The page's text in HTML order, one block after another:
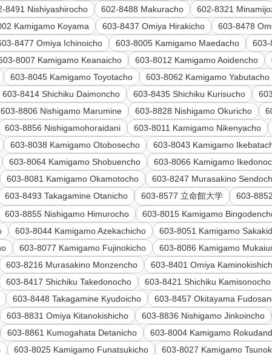
8491 Nishiyashirocho 602-8488 Makuracho 602-8321
Kamigamo Koyama 603-8437 Omiya Hirakicho 603-8478
8477 Omiya Ichinoicho 603-8005 Kamigamo Maedacho
603-
8007 Kamigamo Keanaicho 603-8012 Kamigamo Aoidencho
603-8045 Kamigamo Toyotacho 603-8062 Kamigamo Yabutacho
603-8414 Shichiku Daimoncho 603-8435 Shichiku Kurisucho
603-8806 Nishigamo Marumine 603-8828 Nishigamo Okuricho
603-8856 Nishigamohoraidani 603-8011 Kamigamo Nikenyacho
603-8038 Kamigamo Otobosecho 603-8043 Kamigamo
603-8064 Kamigamo Shobuencho 603-8066 Kamigamo
603-8081 Kamigamo Okamotocho 603-8247 Murasakino
603-8493 Takagamine Otanicho 603-8577 立命館大学
603-
603-8855 Nishigamo Himurocho 603-8015 Kamigamo
603-8044 Kamigamo Azekachicho 603-8051 Kamigamo
603-8077 Kamigamo Fujinokicho 603-8086 Kamigamo
603-8216 Murasakino Monzencho 603-8401 Omiya
603-8417 Shichiku Takedonocho 603-8421 Shichiku Kamisonocho
603-8448 Takagamine Kyudoicho 603-8457 Okitayama
603-8831 Omiya Kitanokishicho 603-8836 Nishigamo Jinkoincho
603-8861 Kumogahata Detanicho 603-8004 Kamigamo
603-8025 Kamigamo Funatsukicho 603-8027 Kamigamo